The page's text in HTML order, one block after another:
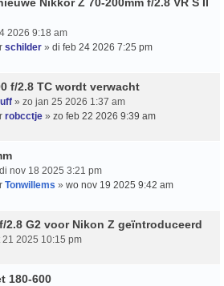
2026 9:18 am
schilder » di feb 24 2026 7:25 pm
f/2.8 TC wordt verwacht
» zo jan 25 2026 1:37 am
robcctje » zo feb 22 2026 9:39 am
nov 18 2025 3:21 pm
Tonwillems » wo nov 19 2025 9:42 am
2.8 G2 voor Nikon Z geïntroduceerd
21 2025 10:15 pm
180-600